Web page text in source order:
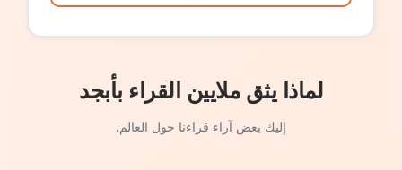
لماذا يثق ملايين القراء بأبجد
إليك بعض آراء قراءنا حول العالم.